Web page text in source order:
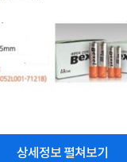
상세정보 펼쳐보기